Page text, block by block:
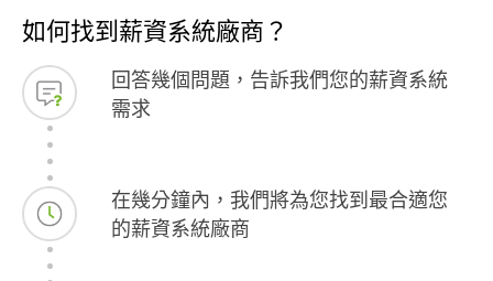
的作法，乃至壓軸的「團隊自動運轉鐵三
角」---目標管理、績效考核與薪酬系統，
無不涵蓋，豐收滿滿。 三月初的黃金二十
一小時年會，更讓全體員工耳目一新，埋
下「全員立場統一」的種子。而每次輔導
中，我隨意提及的營運困惑，總能立即獲
得精準剖析。孫老師堪稱企業主身旁一部
活字典。 這一年的轉折，必將助我們一步
步邁向心中願景。感恩他的相助，也祝福
他「服務傳承百萬人」的使命，能在未來
造福更多企業。
實、直擊痛
與管理的輔
與成長。 感
如何找到薪資系統廠商？
回答幾個問題，告訴我們您的薪資系統
需求
在幾分鐘內，我們將為您找到最合適您
的薪資系統廠商